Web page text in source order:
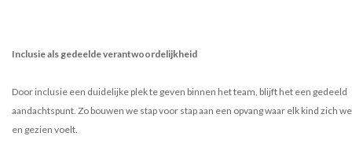
Inclusie als gedeelde verantwoordelijkheid
Door inclusie een duidelijke plek te geven binnen het team, blijft het een gedeeld
aandachtspunt. Zo bouwen we stap voor stap aan een opvang waar elk kind zich
en gezien voelt.